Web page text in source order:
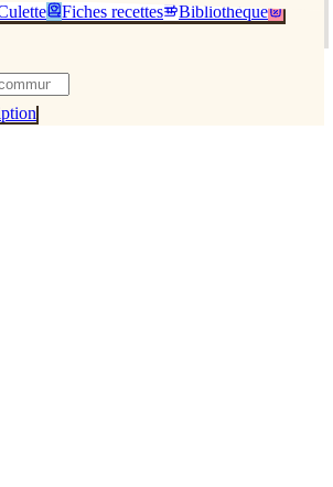
Fiches recettes
Bibliothèque